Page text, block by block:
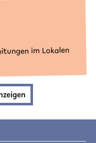
im Lokalen